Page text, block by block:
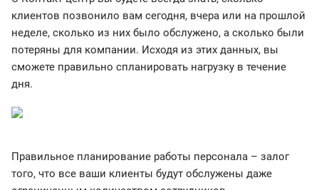
клиентов позвонило вам сегодня, вчера или на прошлой
неделе, сколько из них было обслужено, а сколько были
потеряны для компании. Исходя из этих данных, вы
сможете правильно спланировать нагрузку в течение
дня.
Правильное планирование работы персонала – залог
того, что все ваши клиенты будут обслужены даже